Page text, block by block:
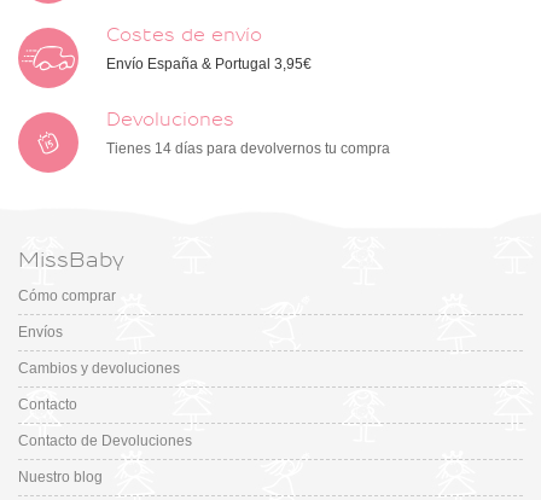
Costes de envío
Envío España & Portugal 3,95€
Devoluciones
Tienes 14 días para devolvernos tu compra
MissBaby
Cómo comprar
Envíos
Cambios y devoluciones
Contacto
Contacto de Devoluciones
Nuestro blog